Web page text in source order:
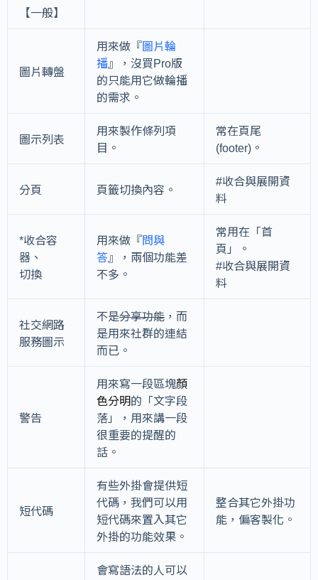
【一般】
圖片轉盤
用來做『圖片輪
播』，沒買Pro版
的只能用它做輪播
的需求。
圖示列表
用來製作條列項
目。
常在頁尾
(footer)。
分頁 頁籤切換內容。
#收合與展開資
料
*收合容
器、
切換
用來做『問與
答 』，兩個功能差
不多。
常用在「首
頁」。
#收合與展開資
料
社交網路
服務圖示
不是分享功能 ，而
是用來社群的連結
而已。
警告
用來寫一段區塊顏
色分明的「文字段
落」，用來講一段
很重要的提醒的
話。
短代碼
有些外掛會提供短
代碼，我們可以用
短代碼來置入其它
外掛的功能效果。
整合其它外掛功
能，偏客製化。
會寫語法的人可以